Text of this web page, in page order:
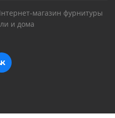
магазин фурнитуры
и дома